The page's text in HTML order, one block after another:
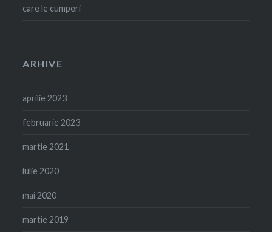
care le cumperi
ARHIVE
aprilie 2023
februarie 2023
martie 2021
iulie 2020
mai 2020
martie 2019